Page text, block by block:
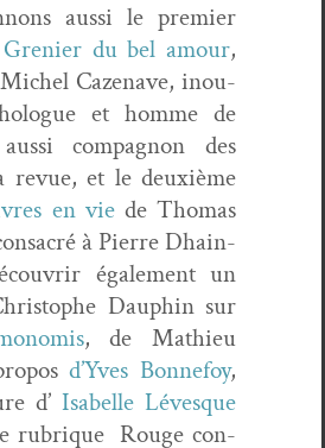
aus­si le pre­mier
du bel amour,
Cazenave, inou­
et homme de
com­pagnon des
revue, et le deux­ième
en viede Thomas
à Pierre Dhain­
égale­ment un
Dauphin sur
, de Math­ieu
d’Yves Bon­nefoy,
d’Isabelle Lévesque
rubrique Rouge con­